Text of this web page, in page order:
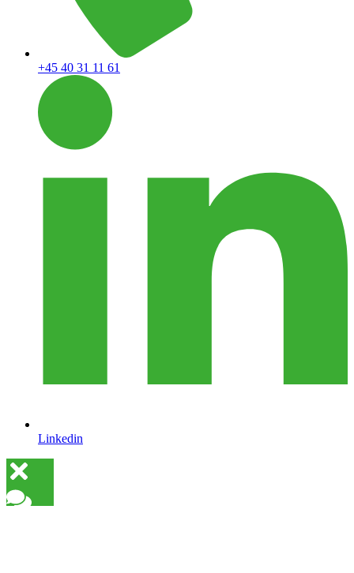
+45 40 31 11 61
Linkedin